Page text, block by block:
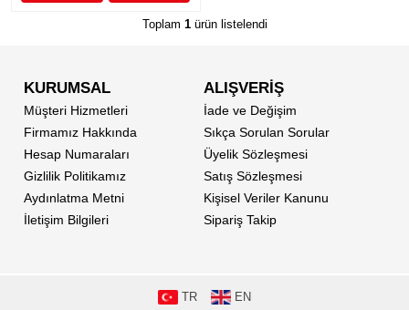
Toplam 1ürün listelendi
KURUMSAL
Müşteri Hizmetleri
Firmamız Hakkında
Hesap Numaraları
Gizlilik Politikamız
Aydınlatma Metni
İletişim Bilgileri
ALIŞVERİŞ
İade ve Değişim
Sıkça Sorulan Sorular
Üyelik Sözleşmesi
Satış Sözleşmesi
Kişisel Veriler Kanunu
Sipariş Takip
TR EN